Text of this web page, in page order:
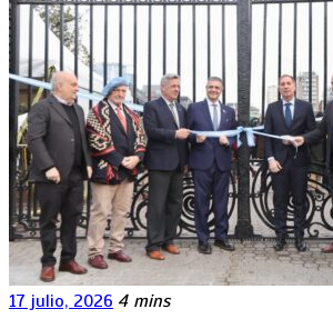
17 julio, 2026 4 mins